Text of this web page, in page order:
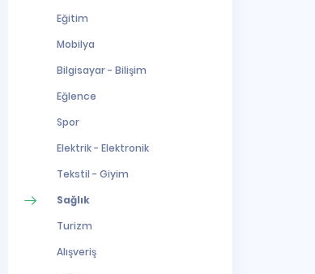
Eğitim
Mobilya
Bilgisayar - Bilişim
Eğlence
Spor
Elektrik - Elektronik
Tekstil - Giyim
Sağlık
Turizm
Alışveriş